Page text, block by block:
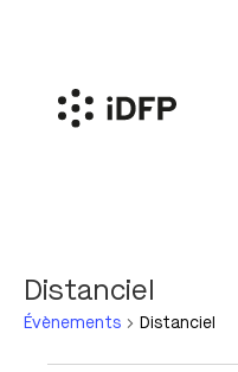
Distanciel
Évènements Distanciel